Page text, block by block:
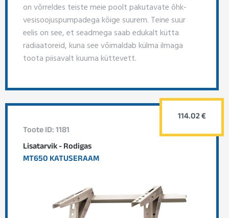
on võrreldes teiste meie poolt pakutavate õhk-
vesisoojuspumpadega kõige suurem. Teine suur
eelis on see, et seadmega saab edukalt kütta
radiaatoreid, kuna see võimaldab külma ilmaga
toota piisavalt kuuma küttevett.
Toote ID: 1181
Lisatarvik - Rodigas
MT650 KATUSERAAM
114.02 €